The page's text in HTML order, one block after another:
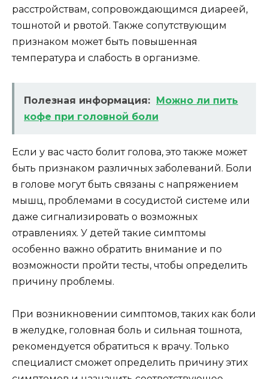
расстройствам, сопровождающимся диареей,
тошнотой и рвотой. Также сопутствующим
признаком может быть повышенная
температура и слабость в организме.
Полезная информация: Можно ли пить
кофе при головной боли
Если у вас часто болит голова, это также может
быть признаком различных заболеваний. Боли
в голове могут быть связаны с напряжением
мышц, проблемами в сосудистой системе или
даже сигнализировать о возможных
отравлениях. У детей такие симптомы
особенно важно обратить внимание и по
возможности пройти тесты, чтобы определить
причину проблемы.
При возникновении симптомов, таких как боли
в желудке, головная боль и сильная тошнота,
рекомендуется обратиться к врачу. Только
специалист сможет определить причину этих